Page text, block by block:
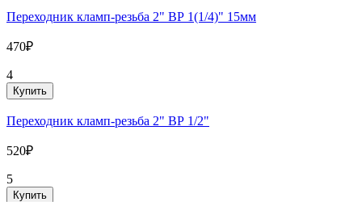
Переходник кламп-резьба 2" ВР 1(1/4)" 15мм
470₽
4
Купить
Переходник кламп-резьба 2" ВР 1/2"
520₽
5
Купить